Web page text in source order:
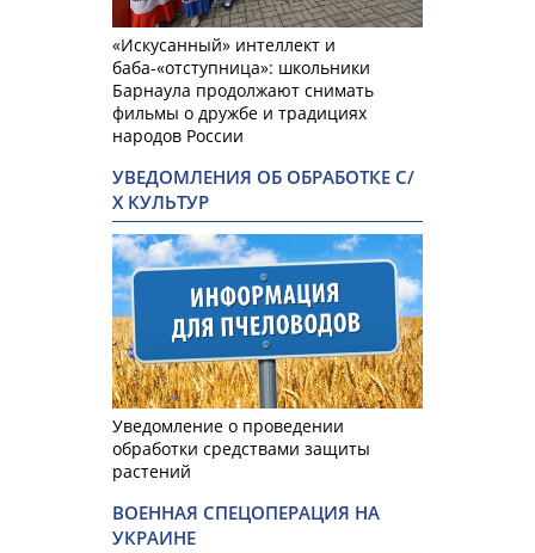
«Искусанный» интеллект и
баба-«отступница»: школьники
Барнаула продолжают снимать
фильмы о дружбе и традициях
народов России
УВЕДОМЛЕНИЯ ОБ ОБРАБОТКЕ С/
Х КУЛЬТУР
Уведомление о проведении
обработки средствами защиты
растений
ВОЕННАЯ СПЕЦОПЕРАЦИЯ НА
УКРАИНЕ